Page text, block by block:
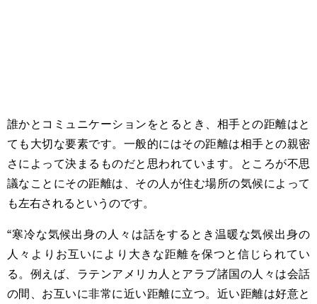
誰かとコミュニケーションをとるとき、相手との距離はと
ても大切な要素です。一般的にはその距離は相手との親密
さによって決まるものだと思われています。ところが不思
議なことにその距離は、その人が住む場所の気候によって
も左右されるというのです。
“寒冷な気候出身の人々は話をするとき温暖な気候出身の
人々よりお互いにより大きな距離を保つと信じられてい
る。例えば、ラテンアメリカ人とアラブ諸国の人々は会話
の間、お互いに非常に近い距離に立つ。近い距離は好意と